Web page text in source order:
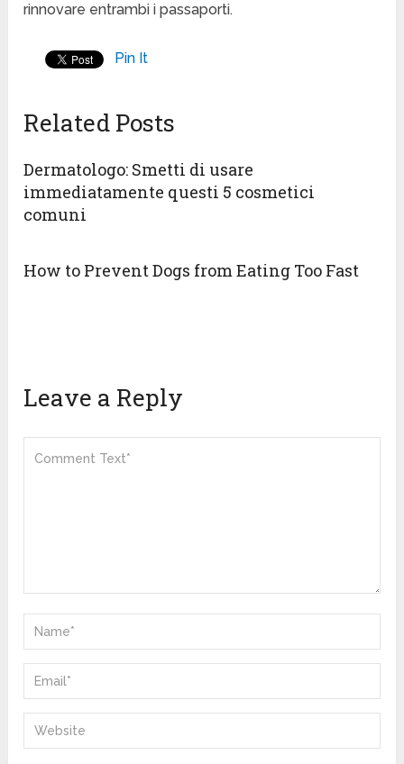
rinnovare entrambi i passaporti.
Pin It
Related Posts
Dermatologo: Smetti di usare
immediatamente questi 5 cosmetici
comuni
How to Prevent Dogs from Eating Too Fast
Leave a Reply